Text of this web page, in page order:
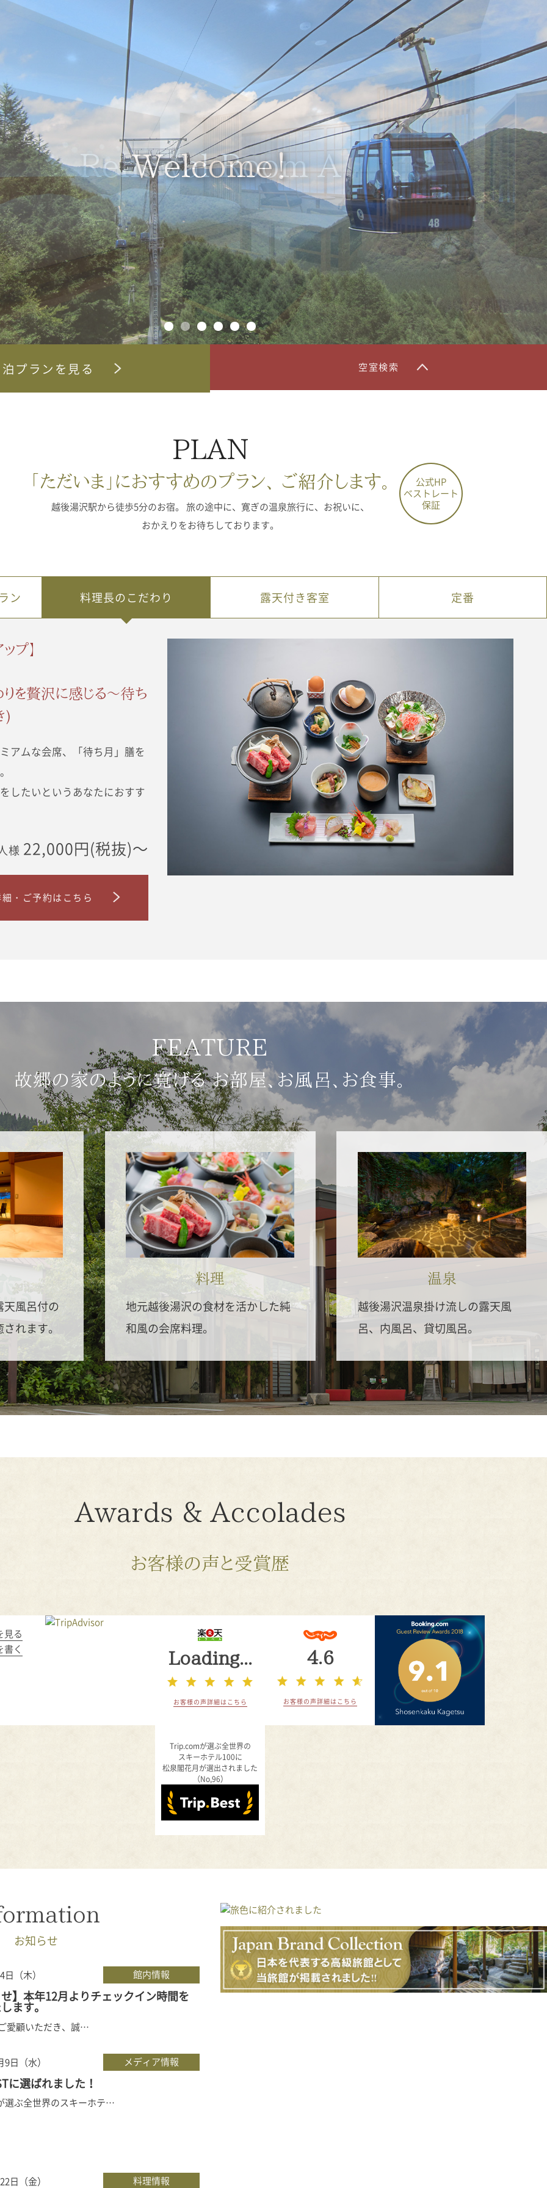
Welcome！
Renewal Room A
プランを見る 空室検索
PLAN
「ただいま」におすすめのプラン、 ご紹介します。
公式HP
ベストレート
保証
越後湯沢駅から徒歩5分のお宿。 旅の途中に、寛ぎの温泉旅行に、お祝いに、
おかえりをお待ちしております。
ン 料理長のこだわり 露天付き客室 定番
プ】
を贅沢に感じる～待ち
)
アムな会席、「待ち月」膳を
したいというあなたにおすす
様 22,000円(税抜)～
・ご予約はこちら
FEATURE
故郷の家のように寛げるお部屋、お風呂、お食事。
風呂付の
れます。
料理
地元越後湯沢の食材を活かした純
和風の会席料理。
温泉
越後湯沢温泉掛け流しの露天風
呂、内風呂、貸切風呂。
Awards & Accolades
お客様の声と受賞歴
見る
く
Loading...
お客様の声詳細はこちら
4.6
お客様の声詳細はこちら
Trip.comが選ぶ全世界の
スキーホテル100に
松泉閣花月が選出されました
（No,96）
お知らせ
（木） 館内情報
】本年12月よりチェックイン時間を
ます。
愛顧いただき、誠…
日（水） メディア情報
に選ばれました！
選ぶ全世界のスキーホテ…
日（金） 料理情報